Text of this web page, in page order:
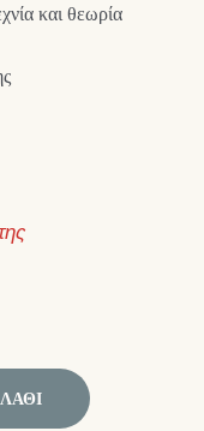
και θεωρία